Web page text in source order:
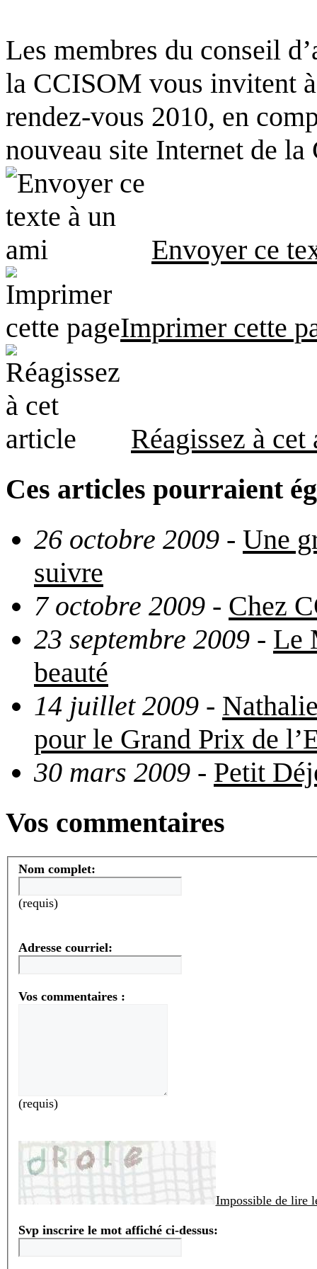
Les membres du conseil
la CCISOM vous invitent
rendez-vous 2010, en
nouveau site Internet de
Envoyer ce
Imprimer cette
Réagissez à
Ces articles pourraient
26 octobre 2009 - Une
suivre
7 octobre 2009 - Chez
23 septembre 2009 - Le
beauté
14 juillet 2009 -
pour le Grand Prix de
30 mars 2009 - Petit
Vos commentaires
Nom complet:
(requis)
Adresse courriel:
Vos commentaires :
(requis)
Impossible de lire
Svp inscrire le mot affiché ci-dessus: